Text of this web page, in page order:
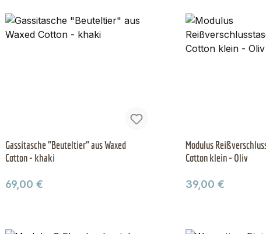
Gassitasche "Beuteltier" aus Waxed
Cotton - khaki
Regulärer Preis:
69,00 €
Modulus
Cotton klein - Oliv
Regulärer Preis:
39,00 €